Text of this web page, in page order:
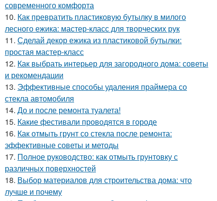
современного комфорта
10. Как превратить пластиковую бутылку в милого
лесного ежика: мастер-класс для творческих рук
11. Сделай декор ежика из пластиковой бутылки:
простая мастер-класс
12. Как выбрать интерьер для загородного дома: советы
и рекомендации
13. Эффективные способы удаления праймера со
стекла автомобиля
14. До и после ремонта туалета!
15. Какие фестивали проводятся в городе
16. Как отмыть грунт со стекла после ремонта:
эффективные советы и методы
17. Полное руководство: как отмыть грунтовку с
различных поверхностей
18. Выбор материалов для строительства дома: что
лучше и почему